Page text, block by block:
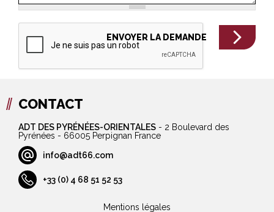
CONTACT
ADT DES PYRÉNÉES-ORIENTALES - 2 Boulevard des
Pyrénées - 66005 Perpignan France
info@adt66.com
+33 (0) 4 68 51 52 53
Mentions légales